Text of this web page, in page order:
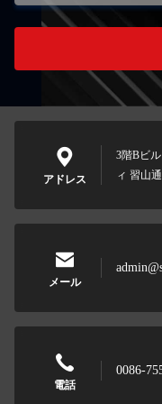
アドレス
3階Bビ
ィ 習山
メール
電話
0086-